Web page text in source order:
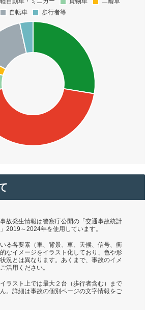
故発生情報は警察庁公開の「交通事故統計
2019～2024年を使用しています。
る各要素（車、背景、車、天候、信号、衝
なイメージをイラスト化しており、色や形
況とは異なります。あくまで、事故のイメ
活用ください。
ラスト上では最大２台（歩行者含む）まで
。詳細は事故の個別ページの文字情報をご